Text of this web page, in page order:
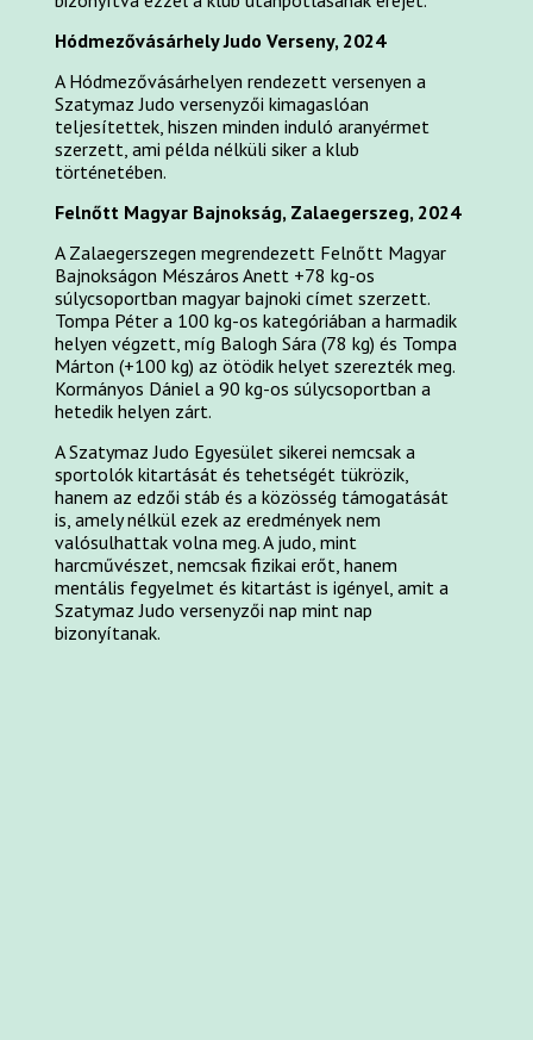
Hódmezővásárhely Judo Verseny, 2024
A Hódmezővásárhelyen rendezett versenyen a
Szatymaz Judo versenyzői kimagaslóan
teljesítettek, hiszen minden induló aranyérmet
szerzett, ami példa nélküli siker a klub
történetében.
Felnőtt Magyar Bajnokság, Zalaegerszeg, 2024
A Zalaegerszegen megrendezett Felnőtt Magyar
Bajnokságon Mészáros Anett +78 kg-os
súlycsoportban magyar bajnoki címet szerzett.
Tompa Péter a 100 kg-os kategóriában a harmadik
helyen végzett, míg Balogh Sára (78 kg) és Tompa
Márton (+100 kg) az ötödik helyet szerezték meg.
Kormányos Dániel a 90 kg-os súlycsoportban a
hetedik helyen zárt.
A Szatymaz Judo Egyesület sikerei nemcsak a
sportolók kitartását és tehetségét tükrözik,
hanem az edzői stáb és a közösség támogatását
is, amely nélkül ezek az eredmények nem
valósulhattak volna meg. A judo, mint
harcművészet, nemcsak fizikai erőt, hanem
mentális fegyelmet és kitartást is igényel, amit a
Szatymaz Judo versenyzői nap mint nap
bizonyítanak.